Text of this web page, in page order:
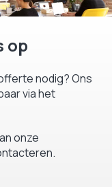
op
nodig? Ons
via het
onze